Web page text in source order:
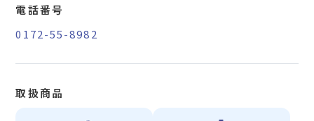
電話番号
0172-55-8982
取扱商品